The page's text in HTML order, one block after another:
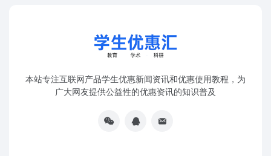
本站专注互联网产品学生优惠新闻资讯和优惠使用教程，为
广大网友提供公益性的优惠资讯的知识普及